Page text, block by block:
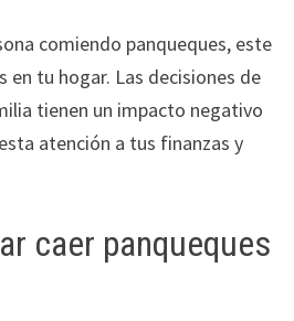
comiendo panqueques, este
en tu hogar. Las decisiones de
tienen un impacto negativo
atención a tus finanzas y
caer panqueques